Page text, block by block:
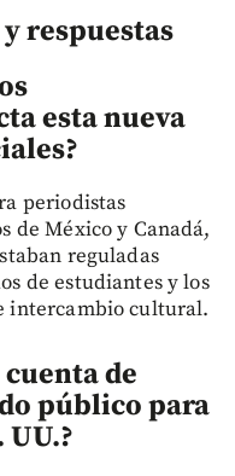
respuestas
esta nueva
periodistas
de México y Canadá,
reguladas
de estudiantes y los
intercambio cultural.
de
público para